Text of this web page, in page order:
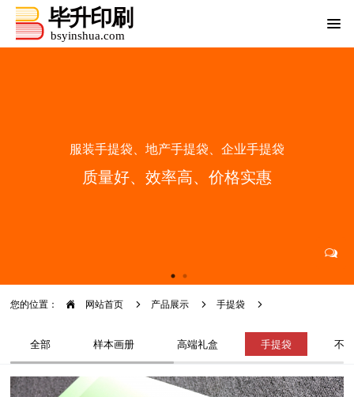
服装手提袋、地产手提袋、企业手提袋
质量好、效率高、价格实惠
您的位置： 网站首页 产品展示 手提袋
全部 样本画册 高端礼盒 手提袋 不